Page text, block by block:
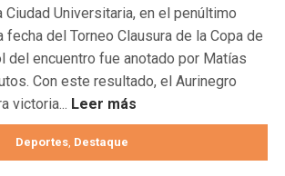
Ciudad Universitaria, en el penúltimo
fecha del Torneo Clausura de la Copa de
del encuentro fue anotado por Matías
Con este resultado, el Aurinegro
victoria... Leer más
Deportes Destaque